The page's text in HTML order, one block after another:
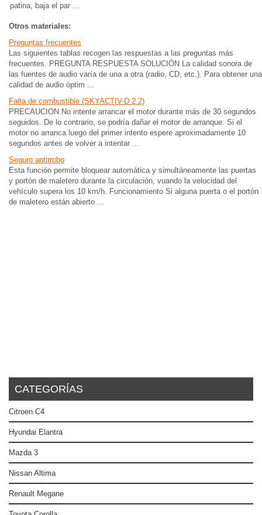
patina, baja el par ...
Otros materiales:
Preguntas frecuentes
Las siguientes tablas recogen las respuestas a las preguntas más
frecuentes. PREGUNTA RESPUESTA SOLUCIÓN La calidad sonora de
las fuentes de audio varía de una a otra (radio, CD, etc.). Para obtener una
calidad de audio óptim ...
Falta de combustible (SKYACTIV-D 2.2)
PRECAUCION No intente arrancar el motor durante más de 30 segundos
seguidos. De lo contrario, se podría dañar el motor de arranque. Si el
motor no arranca luego del primer intento espere aproximadamente 10
segundos antes de volver a intentar ...
Seguro antirrobo
Esta función permite bloquear automática y simultáneamente las puertas
y portón de maletero durante la circulación, vuando la velocidad del
vehículo supera los 10 km/h. Funcionamiento Si alguna puerta o el portón
de maletero están abierto ...
CATEGORÍAS
Citroen C4
Hyundai Elantra
Mazda 3
Nissan Altima
Renault Megane